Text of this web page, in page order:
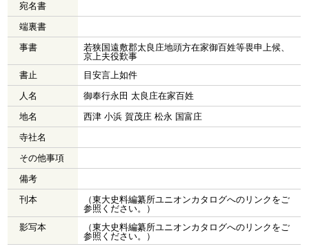
宛名書
端裏書
事書
若狭国遠敷郡太良庄地頭方在家御百姓等畏申上候、
京上夫役歎事
書止
目安言上如件
人名
御奉行永田 太良庄在家百姓
地名
西津 小浜 賀茂庄 松永 国富庄
寺社名
その他事項
備考
刊本
（東大史料編纂所ユニオンカタログへのリンクをご
参照ください。）
影写本
（東大史料編纂所ユニオンカタログへのリンクをご
参照ください。）